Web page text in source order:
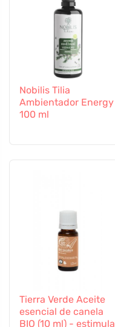
Nobilis Tilia
Ambientador Energy
100 ml
Tierra Verde Aceite
esencial de canela
BIO (10 ml) - estimula